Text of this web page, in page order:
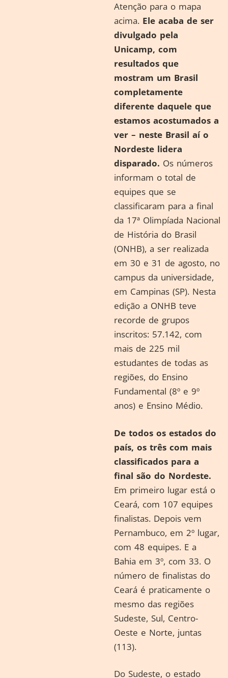
Atenção para o mapa
acima. Ele acaba de ser
divulgado pela
Unicamp, com
resultados que
mostram um Brasil
completamente
diferente daquele que
estamos acostumados a
ver – neste Brasil aí o
Nordeste lidera
disparado. Os números
informam o total de
equipes que se
classificaram para a final
da 17ª Olimpíada Nacional
de História do Brasil
(ONHB), a ser realizada
em 30 e 31 de agosto, no
campus da universidade,
em Campinas (SP). Nesta
edição a ONHB teve
recorde de grupos
inscritos: 57.142, com
mais de 225 mil
estudantes de todas as
regiões, do Ensino
Fundamental (8º e 9º
anos) e Ensino Médio.
De todos os estados do
país, os três com mais
classificados para a
final são do Nordeste.
Em primeiro lugar está o
Ceará, com 107 equipes
finalistas. Depois vem
Pernambuco, em 2º lugar,
com 48 equipes. E a
Bahia em 3º, com 33. O
número de finalistas do
Ceará é praticamente o
mesmo das regiões
Sudeste, Sul, Centro-
Oeste e Norte, juntas
(113).
Do Sudeste, o estado